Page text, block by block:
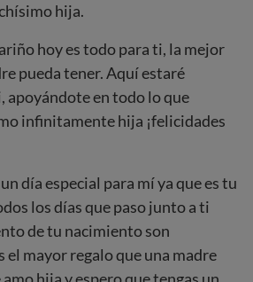
hija.
hoy es todo para ti, la mejor
pueda tener. Aquí estaré
apoyándote en todo lo que
infinitamente hija ¡felicidades
día especial para mí ya que es tu
los días que paso junto a ti
de tu nacimiento son
el mayor regalo que una madre